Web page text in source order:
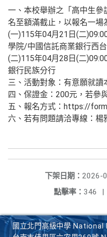
一、本校舉辦之「高中生
名至額滿截止，以報名一場
(一)115年04月21日(二
學院/中國信託商業銀行西
(二)115年04月28日(二
銀行民族分行
三、活動對象：有意願就讀
四、保證金：200元，若參
五、報名方式：https://
六、若有問題請洽專線：楊
主旨：有
協
說明：
下架日期： 2026-
點擊率： 346 |
國立北門高級中學